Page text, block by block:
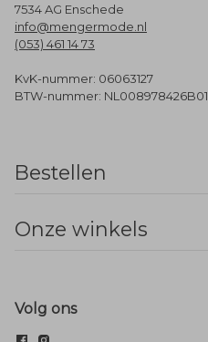
7534 AG Enschede
info@mengermode.nl
(053) 461 14 73
KvK-nummer: 06063127
BTW-nummer: NL008978426B01
Bestellen
Onze winkels
Volg ons